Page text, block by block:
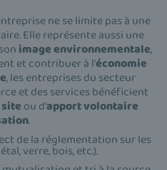
ne se limite pas à une
Elle représente aussi une
image environnementale,
et contribuer à l’économie
, les entreprises du secteur
et des services bénéficient
ou d’apport volontaire
.
de la réglementation sur les
verre, bois, etc.).